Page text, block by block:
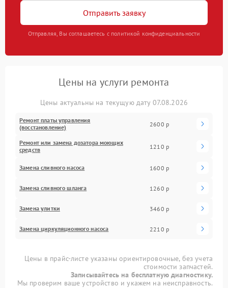
Отправить заявку
Отправляя, Вы соглашаетесь с политикой конфиденциальности
Цены на услуги ремонта
Цены актуальны на текущую дату 07.08.2026
Ремонт платы управления
(восстановление)
2600 р
Ремонт или замена дозатора моющих
средств
1210 р
Замена сливного насоса 1600 р
Замена сливного шланга 1260 р
Замена улитки 3460 р
Замена циркуляционного насоса 2210 р
Цены в прайс-листе указаны ориентировочные, без учета
стоимости запчастей.
Записывайтесь на бесплатную диагностику.
Мы проверим ваше устройство и укажем на неисправность.